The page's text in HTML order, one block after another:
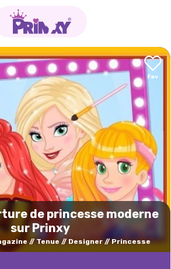
de princesse moderne
sur Prinxy
Tenue Designer Princesse